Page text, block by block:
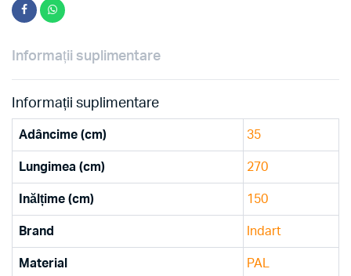
Informații suplimentare
Informații suplimentare
Adâncime (cm) 35
Lungimea (cm) 270
Inălțime (cm) 150
Brand Indart
Material PAL